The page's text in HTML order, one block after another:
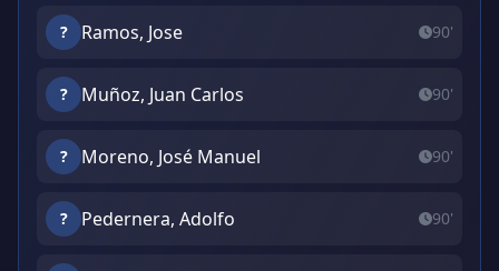
? Ramos, Jose 90'
? Muñoz, Juan Carlos 90'
? Moreno, José Manuel 90'
? Pedernera, Adolfo 90'